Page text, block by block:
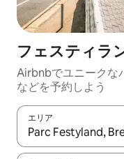
フェスティラ
Airbnbでユニークな
な⁠ど⁠を予⁠約⁠し⁠よ⁠う
エリア
検索結果が表示され